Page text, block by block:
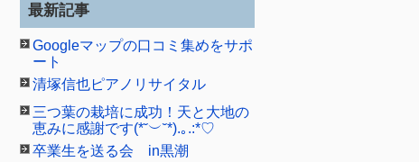
最新記事
Googleマップの口コミ集めをサポ
ート
清塚信也ピアノリサイタル
三つ葉の栽培に成功！天と大地の
恵みに感謝です(*˘︶˘*).｡.:*♡
卒業生を送る会 in黒潮